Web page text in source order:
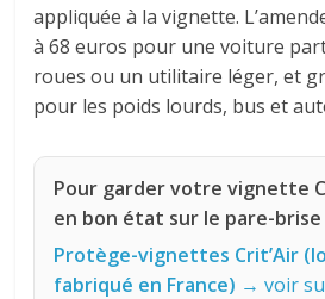
appliquée à la vignette.
à 68 euros pour une voiture
roues ou un utilitaire léger, et
pour les poids lourds, bus et
Pour garder votre vignette
en bon état sur le pare-brise
Protège-vignettes Crit’Air
fabriqué en France) → voir